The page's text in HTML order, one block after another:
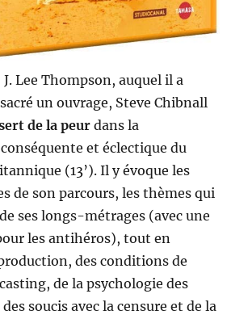
Lee Thompson, auquel il a
un ouvrage, Steve Chibnall
de la peurdans la
et éclectique du
(13’). Il y évoque les
de son parcours, les thèmes qui
ses longs-métrages (avec une
les antihéros), tout en
des conditions de
de la psychologie des
soucis avec la censure et de la